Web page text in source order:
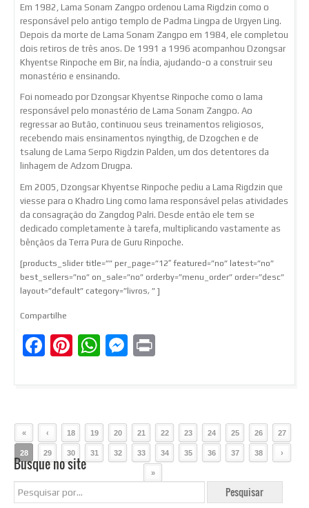
Em 1982, Lama Sonam Zangpo ordenou Lama Rigdzin como o
responsável pelo antigo templo de Padma Lingpa de Urgyen Ling.
Depois da morte de Lama Sonam Zangpo em 1984, ele completou
dois retiros de três anos. De 1991 a 1996 acompanhou Dzongsar
Khyentse Rinpoche em Bir, na Índia, ajudando-o a construir seu
monastério e ensinando.
Foi nomeado por Dzongsar Khyentse Rinpoche como o lama
responsável pelo monastério de Lama Sonam Zangpo. Ao
regressar ao Butão, continuou seus treinamentos religiosos,
recebendo mais ensinamentos nyingthig, de Dzogchen e de
tsalung de Lama Serpo Rigdzin Palden, um dos detentores da
linhagem de Adzom Drugpa.
Em 2005, Dzongsar Khyentse Rinpoche pediu a Lama Rigdzin que
viesse para o Khadro Ling como lama responsável pelas atividades
da consagração do Zangdog Palri. Desde então ele tem se
dedicado completamente à tarefa, multiplicando vastamente as
bênçãos da Terra Pura de Guru Rinpoche.
[products_slider title=”” per_page=”12″ featured=”no” latest=”no”
best_sellers=”no” on_sale=”no” orderby=”menu_order” order=”desc”
layout=”default” category=”livros, ” ]
Compartilhe
Facebook
Pinterest
WhatsApp
Messenger
« ‹ 18 19 20 21 22 23 24 25 26 27
28 29 30 31 32 33 34 35 36 37 38 ›
»
Busque no site